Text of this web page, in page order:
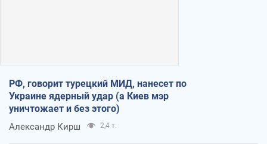
РФ, говорит турецкий МИД, нанесет по
Украине ядерный удар (а Киев мэр
уничтожает и без этого)
Александр Кирш 2,4 т.